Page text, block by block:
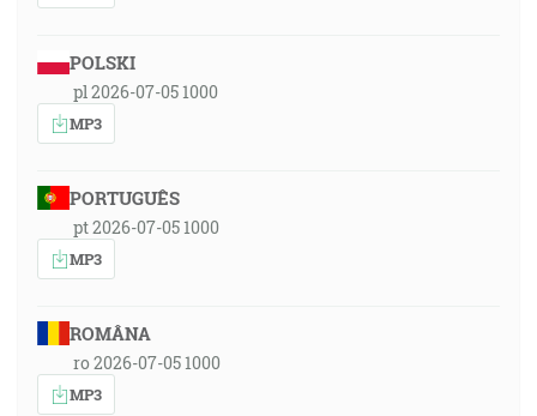
POLSKI
pl 2026-07-05 1000
MP3
PORTUGUÊS
pt 2026-07-05 1000
MP3
ROMÂNA
ro 2026-07-05 1000
MP3